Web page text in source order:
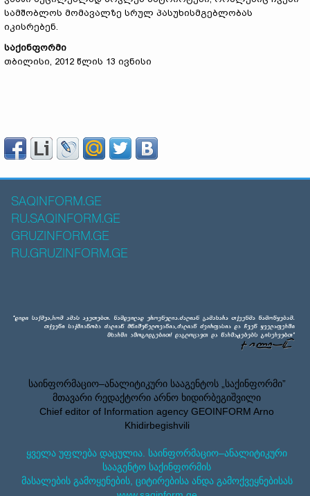
სამშობლოს მომავალზე სრულ პასუხისმგებლობას
იკისრებენ.
საქინფორმი
თბილისი, 2012 წლის 13 ივნისი
SAQINFORM.GE
RU.SAQINFORM.GE
GRUZINFORM.GE
RU.GRUZINFORM.GE
საინფორმაციო–ანალიტიკური სააგენტოს „საქინფორმი”
მთავარი რედაქტორი არნო ხიდირბეგიშვილი
Chief editor of Information agency GEOINFORM Arno
Khidirbegishvili
ყველა უფლება დაცულია. საინფორმაციო–ანალიტიკური
სააგენტო საქინფორმის
მასალების გამოყენების, ციტირებისა ანდა გამოქვეყნებისას